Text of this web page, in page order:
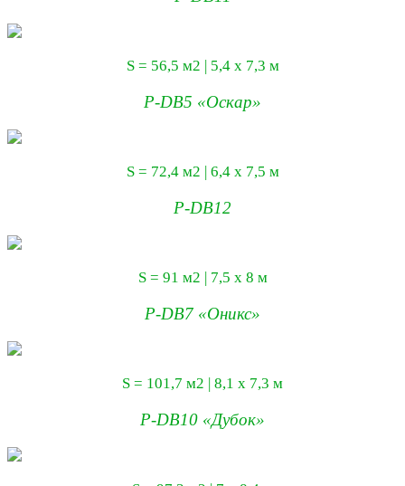
S = 56,5 м2 | 5,4 х 7,3 м
P-DB5 «Оскар»
S = 72,4 м2 | 6,4 х 7,5 м
P-DB12
S = 91 м2 | 7,5 х 8 м
P-DB7 «Оникс»
S = 101,7 м2 | 8,1 х 7,3 м
P-DB10 «Дубок»